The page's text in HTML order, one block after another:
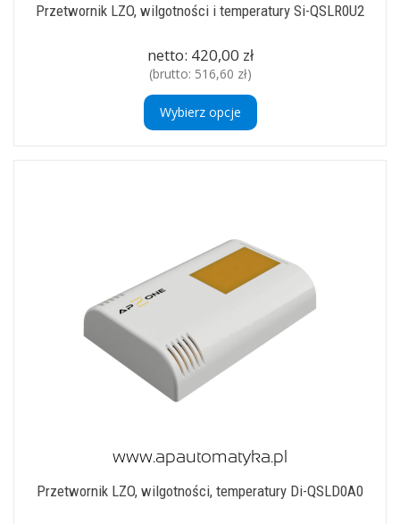
Przetwornik LZO, wilgotności i temperatury Si-QSLR0U2
netto: 420,00 zł
(brutto: 516,60 zł)
Wybierz opcje
Przetwornik LZO, wilgotności, temperatury Di-QSLD0A0